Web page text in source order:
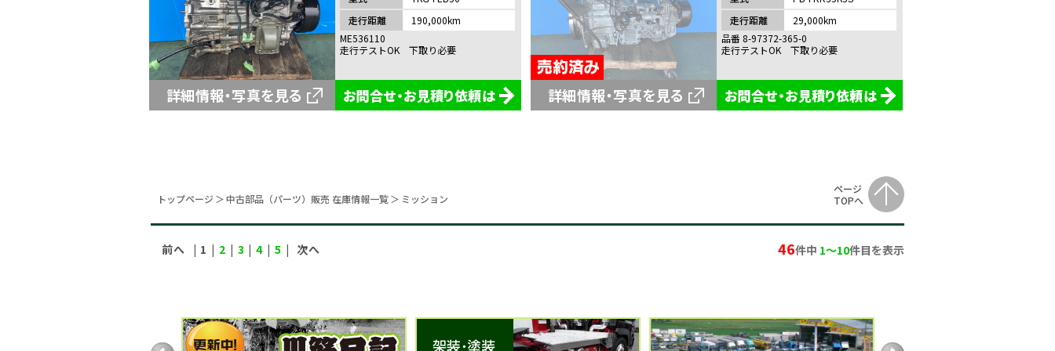
走行距離
190,000km
ME536110
走行テストOK 下取り必要
詳細情報・写真を見る お問合せ・お見積り依頼は
売
走行距離
29,000km
品番 8-97372-365-0
走行テストOK 下取り必要
詳細情報・写真を見る お問合せ・お見積り依頼は
トップページ 中古部品（パーツ）販売 在庫情報一覧 ミッション
ページ
TOPへ
前へ | 1 | 2 | 3 |4 | 5 | 次へ 46件中 1〜10件目を表示